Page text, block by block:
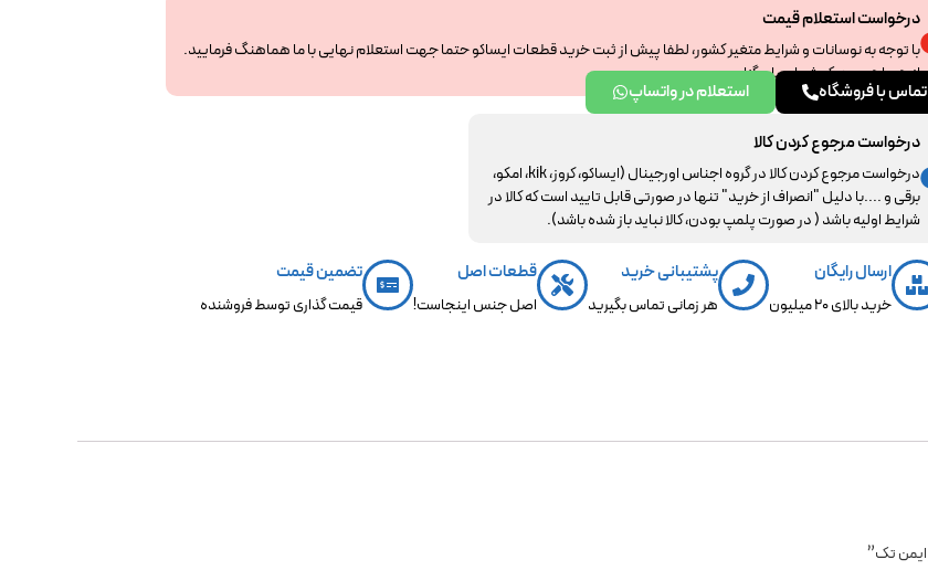
درخواست استعلام قیمت
با توجه به نوسانات و شرایط متغیر کشور، لطفا پیش از ثبت خرید قطعات ایساکو حتما جهت استعلام نهایی با ما هماهنگ فرمایید.
از همراهی و درک شما سپاسگزاریم.
تماس با فروشگاه
استعلام در واتساپ
درخواست مرجوع کردن کالا
درخواست مرجوع کردن کالا در گروه اجناس اورجینال (ایساکو، کروز، kik، امکو،
برقی و ....با دلیل "انصراف از خرید" تنها در صورتی قابل تایید است که کالا در
شرایط اولیه باشد ( در صورت پلمپ بودن، کالا نباید باز شده باشد).
ارسال رایگان
خرید بالای 20 میلیون
پشتیبانی خرید
هر زمانی تماس بگیرید
قطعات اصل
اصل جنس اینجاست!
تضمین قیمت
قیمت گذاری توسط فروشنده